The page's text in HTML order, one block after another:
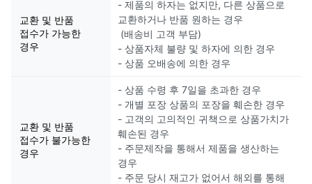
교환 및 반품
접수가 가능한
경우
- 제품의 하자는 없지만, 다른 상품으로
교환하거나 반품 원하는 경우
(배송비 고객 부담)
- 상품자체 불량 및 하자에 의한 경우
- 상품 오배송에 의한 경우
교환 및 반품
접수가 불가능한
경우
- 상품 수령 후 7일을 초과한 경우
- 개별 포장 상품의 포장을 훼손한 경우
- 고객의 고의적인 귀책으로 상품가치가
훼손된 경우
- 주문제작을 통해서 제품을 생산하는
경우
- 주문 당시 재고가 없어서 해외를 통해